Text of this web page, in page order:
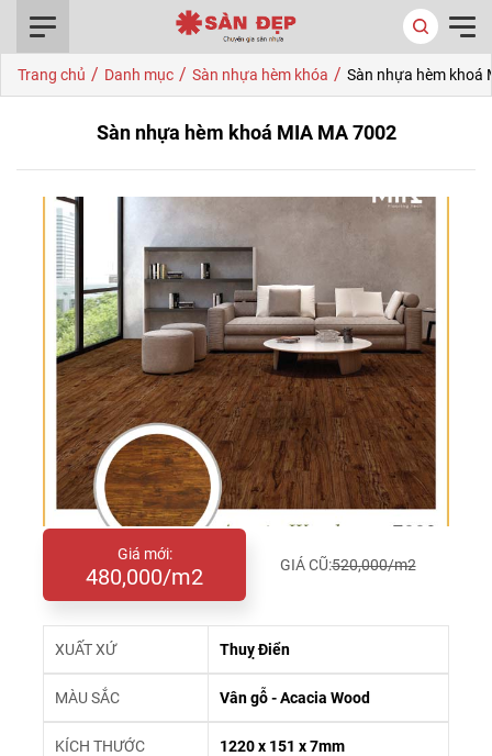
Trang chủ / Danh mục / Sàn nhựa hèm khóa / Sàn nhựa hèm khoá
Sàn nhựa hèm khoá MIA MA 7002
Giá mới:
480,000/m2 GIÁ CŨ:520,000/m2
XUẤT XỨ Thuỵ Điển
MÀU SẮC Vân gỗ - Acacia Wood
KÍCH THƯỚC 1220 x 151 x 7mm